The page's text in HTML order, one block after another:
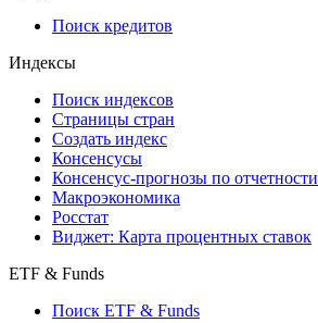
Поиск кредитов
Индексы
Поиск индексов
Страницы стран
Создать индекс
Консенсусы
Консенсус-прогнозы по отчетности
Макроэкономика
Росстат
Виджет: Карта процентных ставок
ETF & Funds
Поиск ETF & Funds